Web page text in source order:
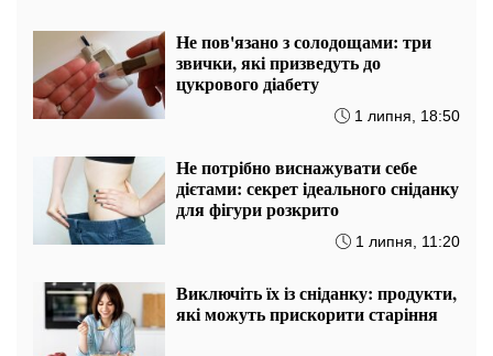
Не пов'язано з солодощами: три
звички, які призведуть до
цукрового діабету
1 липня, 18:50
Не потрібно виснажувати себе
дієтами: секрет ідеального сніданку
для фігури розкрито
1 липня, 11:20
Виключіть їх із сніданку: продукти,
які можуть прискорити старіння